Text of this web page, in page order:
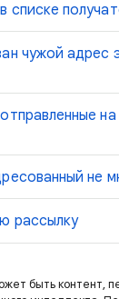
списке
чужой адрес
не
рассылку
быть контент,